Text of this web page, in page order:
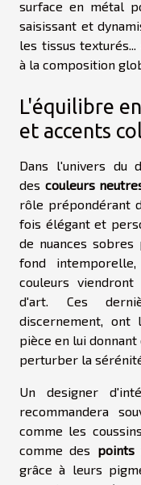
surface en métal
saisissant et
les tissus
à la composition
L'équilibre
et accents
Dans l'univers du
des couleurs
rôle prépondérant
fois élégant et
de nuances
fond
couleurs
d'art. Ces
discernement, ont
pièce en lui donnant
perturber la
Un designer
recommandera
comme les
comme des points
grâce à leurs